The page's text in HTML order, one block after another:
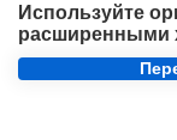
Используйте
расширенными